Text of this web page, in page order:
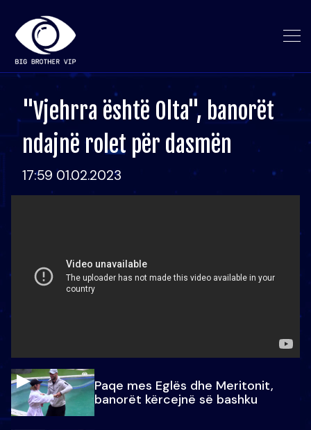
"Vjehrra është Olta", banorët
ndajnë rolet për dasmën
17:59 01.02.2023
Paqe mes Eglës dhe Meritonit,
banorët kërcejnë së bashku